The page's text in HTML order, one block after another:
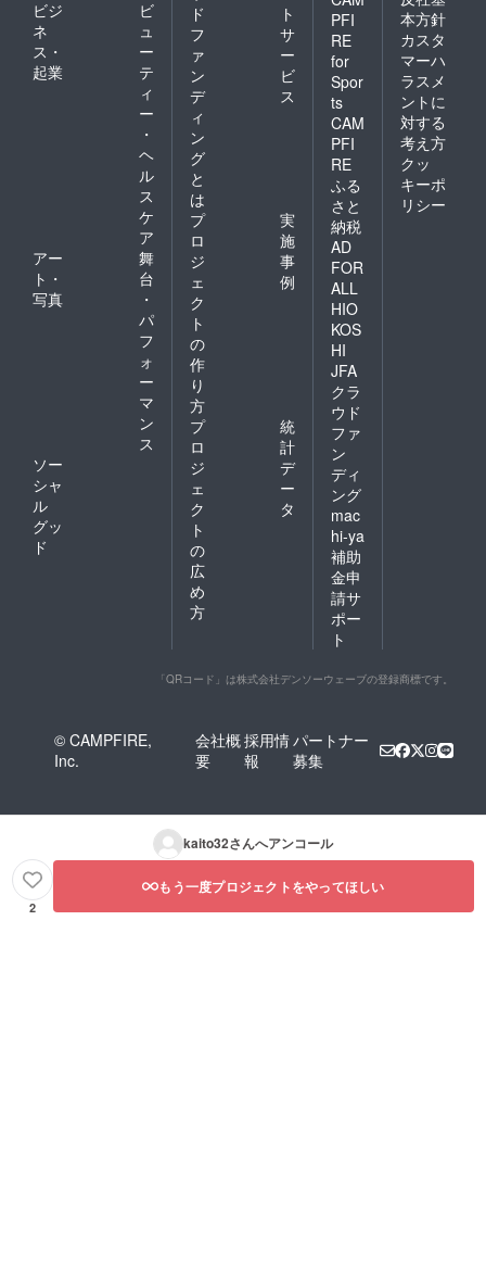
ビジ
ネ
ス・
起業
ビ
ュ
ー
テ
ィ
ー
・
ヘ
ル
ス
ケ
ア
アー
ト・
写真
舞
台
・
パ
フ
ォ
ー
マ
ン
ス
ソー
シャ
ル
グッ
ド
ド
フ
ァ
ン
デ
ィ
ン
グ
と
は
ト
サ
ー
ビ
ス
プ
ロ
ジ
ェ
ク
ト
の
作
り
方
実
施
事
例
プ
ロ
ジ
ェ
ク
ト
の
広
め
方
統
計
デ
ー
タ
PFI
RE
for
Spor
ts
CAM
PFI
RE
ふる
さと
納税
AD
FOR
ALL
HIO
KOS
HI
JFA
クラ
ウド
ファ
ン
ディ
ング
mac
hi-ya
補助
金申
請サ
ポー
ト
本方針
カスタ
マーハ
ラスメ
ントに
対する
考え方
クッ
キーポ
リシー
「QRコード」は株式会社デンソーウェーブの登録商標です。
© CAMPFIRE,
Inc.
会社概
要
採用情
報
パートナー
募集
kaito32さんへアンコール
2
もう一度プロジェクトをやってほしい